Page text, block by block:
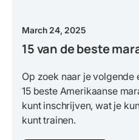
March 24, 2025
15 van de beste
Op zoek naar je volgende
15 beste Amerikaanse
kunt inschrijven, wat je
kunt trainen.